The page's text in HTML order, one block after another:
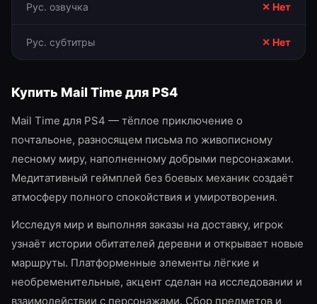
Рус. озвучка ✕ Нет
Рус. субтитры ✕ Нет
Купить Mail Timeдля PS4
Mail Time для PS4 — тёплое приключение о
почтальоне, разносящем письма по живописному
лесному миру, наполненному добрыми персонажами.
Медитативный геймплей без боевых механик создаёт
атмосферу полного спокойствия и умиротворения.
Исследуя мир и выполняя заказы на доставку, игрок
узнаёт истории обитателей деревни и открывает новые
маршруты. Платформенные элементы лёгкие и
необременительные, акцент сделан на исследовании и
взаимодействии с персонажами. Сбор предметов и